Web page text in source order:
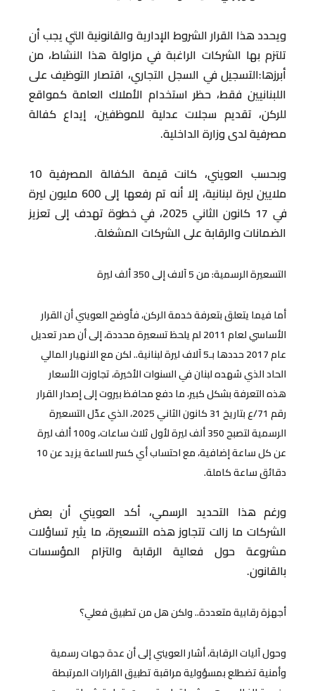
ويحدد هذا القرار الشروط الإدارية والقانونية التي يجب أن
تلتزم بها الشركات الراغبة في مزاولة هذا النشاط، من
أبرزها:التسجيل في السجل التجاري، اقتصار التوظيف على
اللبنانيين فقط، حظر استخدام الأملاك العامة كمواقع
للركن، تقديم سجلات عدلية للموظفين، إيداع كفالة
مصرفية لدى وزارة الداخلية.
وبحسب العويني، كانت قيمة الكفالة المصرفية 10
ملايين ليرة لبنانية، إلا أنه تم رفعها إلى 600 مليون ليرة
في 17 كانون الثاني 2025، في خطوة تهدف إلى تعزيز
الضمانات والرقابة على الشركات المشغلة.
التسعيرة الرسمية: من 5 آلاف إلى 350 ألف ليرة
أما فيما يتعلق بتعرفة خدمة الركن، فأوضح العويني أن القرار
الأساسي لعام 2011 لم يلحظ تسعيرة محددة، إلى أن صدر تعديل
عام 2017 حددها بـ5 آلاف ليرة لبنانية.. لكن مع الانهيار المالي
الحاد الذي شهده لبنان في السنوات الأخيرة، تجاوزت الأسعار
هذه التعرفة بشكل كبير، ما دفع محافظ بيروت إلى إصدار القرار
رقم 71/ع بتاريخ 31 كانون الثاني 2025، الذي عدّل التسعيرة
الرسمية لتصبح 350 ألف ليرة لأول ثلاث ساعات، و100 ألف ليرة
عن كل ساعة إضافية، مع احتساب أي كسر للساعة يزيد عن 10
دقائق ساعة كاملة.
ورغم هذا التحديد الرسمي، أكد العويني أن بعض
الشركات ما زالت تتجاوز هذه التسعيرة، ما يثير تساؤلات
مشروعة حول فعالية الرقابة والتزام المؤسسات
بالقانون.
أجهزة رقابية متعددة.. ولكن هل من تطبيق فعلي؟
وحول آليات الرقابة، أشار العويني إلى أن عدة جهات رسمية
وأمنية تضطلع بمسؤولية مراقبة تطبيق القرارات المرتبطة